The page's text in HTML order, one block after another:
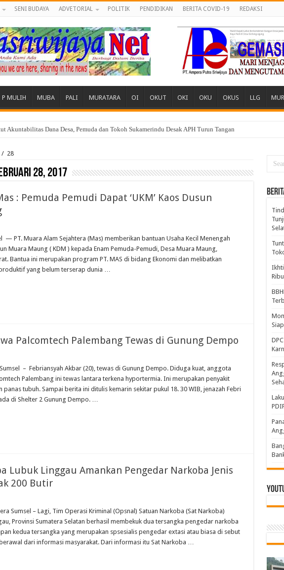
SENI BUDAYA ADVETORIAL POLITIK PENDIDIKAN BERITA COVID-19 REDAKSI
P MULIH MUBA PALI MURATARA OI OKUT OKI OKU OKUS LLG
Akuntabilitas Dana Desa, Pemuda dan Tokoh Sukamerindu Desak APH Turun Tangan
Memangkas Beban Pengadilan Lewat Ribuan Media Siber
/ 28
28, 2017
: Pemuda Pemudi Dapat ‘UKM’ Kaos Dusun
— PT. Muara Alam Sejahtera (Mas) memberikan bantuan Usaha Kecil Menengah
Muara Maung ( KDM ) kepada Enam Pemuda-Pemudi, Desa Muara Maung,
Bantua ini merupakan program PT. MAS di bidang Ekonomi dan melibatkan
yang belum terserap dunia …
Palcomtech Palembang Tewas di Gunung Dempo
Sumsel – Febriansyah Akbar (20), tewas di Gunung Dempo. Diduga kuat, anggota
Palembang ini tewas lantara terkena hyportermia. Ini merupakan penyakit
tubuh. Sampai berita ini ditulis kemarin sekitar pukul 18. 30 WIB, jenazah Febri
di Shelter 2 Gunung Dempo. …
Lubuk Linggau Amankan Pengedar Narkoba Jenis
200 Butir
Sumsel – Lagi, Tim Operasi Kriminal (Opsnal) Satuan Narkoba (Sat Narkoba)
Provinsi Sumatera Selatan berhasil membekuk dua tersangka pengedar narkoba
kedua tersangka yang merupakan spsesialis pengedar extasi atau biasa di sebut
dari informasi masyarakat. Dari informasi itu Sat Narkoba …